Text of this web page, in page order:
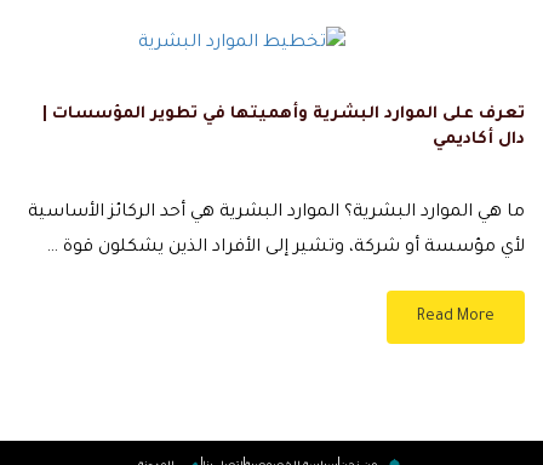
تعرف على الموارد البشرية وأهميتها في تطوير المؤسسات |
دال أكاديمي
ما هي الموارد البشرية؟ الموارد البشرية هي أحد الركائز الأساسية
لأي مؤسسة أو شركة، وتشير إلى الأفراد الذين يشكلون قوة …
Read More